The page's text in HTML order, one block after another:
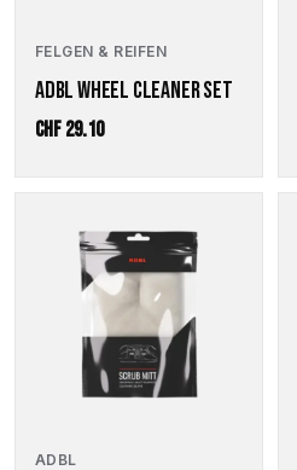
FELGEN & REIFEN
ADBL WHEEL CLEANER SET
CHF29.10
ADBL